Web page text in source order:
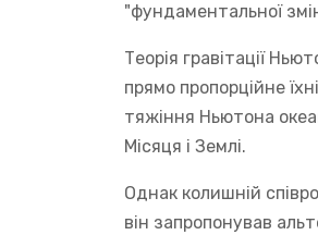
"фундаментальної
Теорія гравітації
прямо пропорційне
тяжіння Ньютона
Місяця і Землі.
Однак колишній
він запропонував